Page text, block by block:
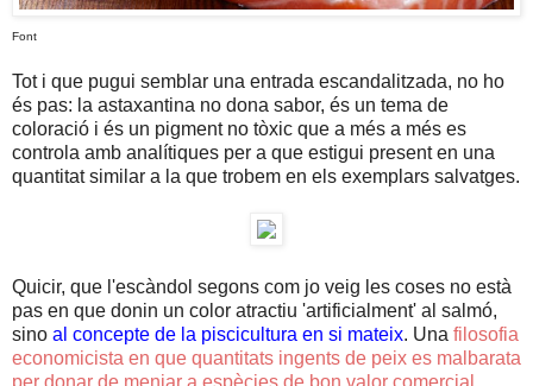
Font
Tot i que pugui semblar una entrada escandalitzada, no ho
és pas: la astaxantina no dona sabor, és un tema de
coloració i és un pigment no tòxic que a més a més es
controla amb analítiques per a que estigui present en una
quantitat similar a la que trobem en els exemplars salvatges.
Quicir, que l'escàndol segons com jo veig les coses no està
pas en que donin un color atractiu 'artificialment' al salmó,
sino al concepte de la piscicultura en si mateix. Una filosofia
economicista en que quantitats ingents de peix es malbarata
per donar de menjar a espècies de bon valor comercial